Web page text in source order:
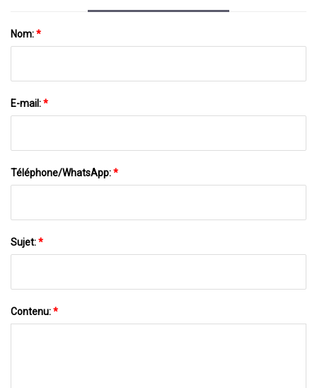
Nom:*
E-mail:*
Téléphone/WhatsApp:*
Sujet:*
Contenu:*